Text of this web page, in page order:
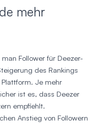
mehr
Follower für Deezer-
des Rankings
Je mehr
ist es, dass Deezer
empfiehlt.
Anstieg von Followern